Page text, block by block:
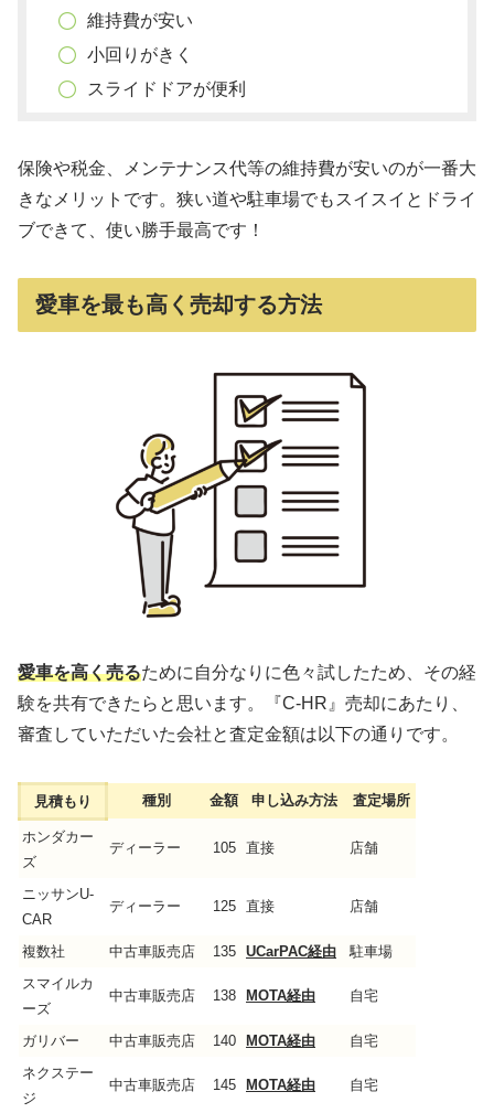
維持費が安い
小回りがきく
スライドドアが便利
保険や税金、メンテナンス代等の維持費が安いのが一番大
きなメリットです。狭い道や駐車場でもスイスイとドライ
ブできて、使い勝手最高です！
愛車を最も高く売却する方法
愛車を高く売るために自分なりに色々試したため、その経
験を共有できたらと思います。『C-HR』売却にあたり、
審査していただいた会社と査定金額は以下の通りです。
見積もり 種別 金額 申し込み方法 査定場所
ホンダカー
ズ
ディーラー 105 直接 店舗
ニッサンU-
CAR
ディーラー 125 直接 店舗
複数社 中古車販売店 135 UCarPAC経由
駐車場
スマイルカ
ーズ
中古車販売店 138 MOTA経由 自宅
ガリバー 中古車販売店 140 MOTA経由
自宅
ネクステー
ジ
中古車販売店 145 MOTA経由 自宅